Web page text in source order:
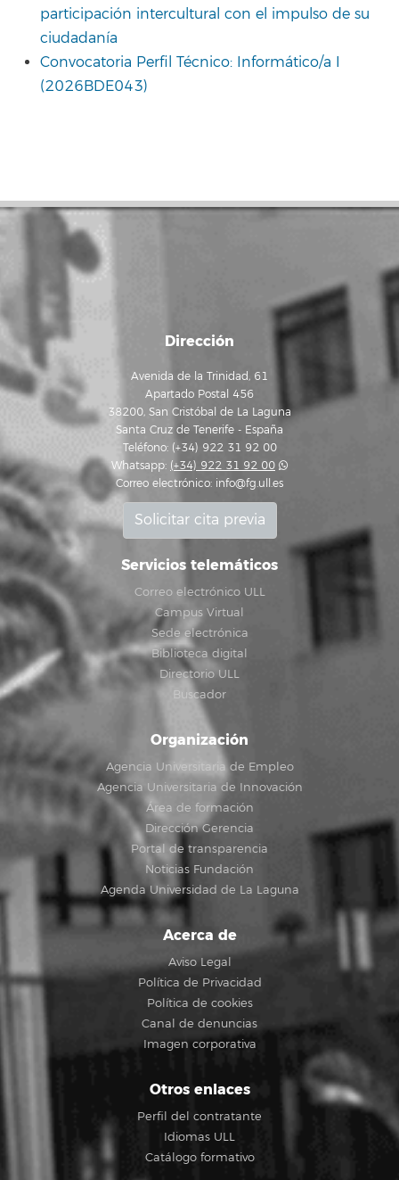
participación intercultural con el impulso de su
ciudadanía
Convocatoria Perfil Técnico: Informático/a I
(2026BDE043)
Dirección
Avenida de la Trinidad, 61
Apartado Postal 456
38200, San Cristóbal de La Laguna
Santa Cruz de Tenerife - España
Teléfono: (+34) 922 31 92 00
Whatsapp: (+34) 922 31 92 00
Correo electrónico: info@fg.ull.es
Solicitar cita previa
Servicios telemáticos
Correo electrónico ULL
Campus Virtual
Sede electrónica
Biblioteca digital
Directorio ULL
Buscador
Organización
Agencia Universitaria de Empleo
Agencia Universitaria de Innovación
Área de formación
Dirección Gerencia
Portal de transparencia
Noticias Fundación
Agenda Universidad de La Laguna
Acerca de
Aviso Legal
Política de Privacidad
Política de cookies
Canal de denuncias
Imagen corporativa
Otros enlaces
Perfil del contratante
Idiomas ULL
Catálogo formativo